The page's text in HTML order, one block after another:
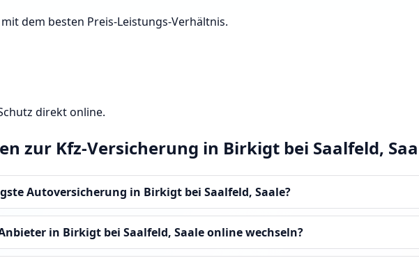
dem besten Preis-Leistungs-Verhältnis.
direkt online.
zur Kfz-Versicherung in Birkigt bei Saalfeld,
Autoversicherung in Birkigt bei Saalfeld, Saale?
in Birkigt bei Saalfeld, Saale online wechseln?